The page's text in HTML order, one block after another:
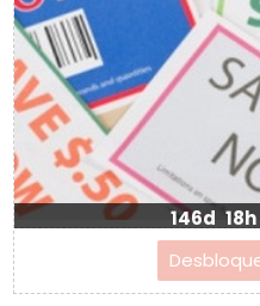
146d 18h